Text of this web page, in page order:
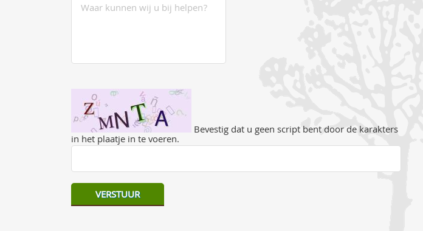
Bevestig dat u geen script bent door de karakters
in het plaatje in te voeren.